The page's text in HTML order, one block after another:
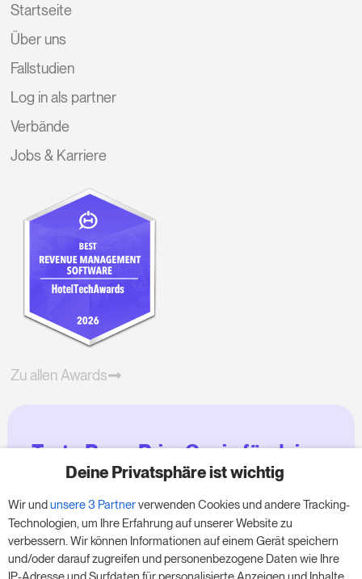
Startseite
Über uns
Fallstudien
Log in als partner
Verbände
Jobs & Karriere
Zu allen Awards
Teste RoomPriceGenie für deine
Zimmer
Nutze unsere 14-tägige Testversion und steigere
deinen Umsatz jetzt – ganz ohne Verpflichtung.
Buche einen Termin, um deine kostenlose 14-
Deine Privatsphäre ist wichtig
Wir undunsere 3 Partnerverwenden Cookies und andere Tracking-
Technologien, um Ihre Erfahrung auf unserer Website zu
verbessern. Wir können Informationen auf einem Gerät speichern
und/oder darauf zugreifen und personenbezogene Daten wie Ihre